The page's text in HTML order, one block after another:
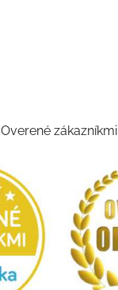
Overené zákazníkmi